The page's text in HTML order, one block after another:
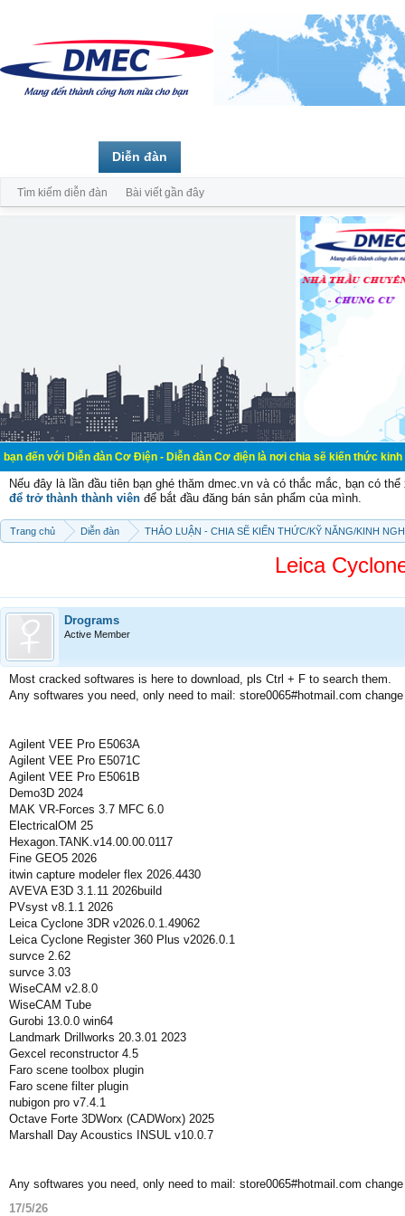
đàn Cơ Điện - Diễn đàn Cơ điện là nơi chia sẽ kiến thức kinh nghiệm
Nếu đây là lần đầu tiên bạn ghé thăm dmec.vn và có thắc mắc, bạn có
để trở thành thành viên để bắt đầu đăng bán sản phẩm của mình.
Trang chủ Diễn đàn THẢO LUẬN - CHIA SẼ KIẾN THỨC/KỸ NĂNG/KINH
Leica
Drograms
Active Member
Most cracked softwares is here to download, pls Ctrl + F to search them.
Any softwares you need, only need to mail: store0065#hotmail.com
Agilent VEE Pro E5063A
Agilent VEE Pro E5071C
Agilent VEE Pro E5061B
Demo3D 2024
MAK VR-Forces 3.7 MFC 6.0
ElectricalOM 25
Hexagon.TANK.v14.00.00.0117
Fine GEO5 2026
itwin capture modeler flex 2026.4430
AVEVA E3D 3.1.11 2026build
PVsyst v8.1.1 2026
Leica Cyclone 3DR v2026.0.1.49062
Leica Cyclone Register 360 Plus v2026.0.1
survce 2.62
survce 3.03
WiseCAM v2.8.0
WiseCAM Tube
Gurobi 13.0.0 win64
Landmark Drillworks 20.3.01 2023
Gexcel reconstructor 4.5
Faro scene toolbox plugin
Faro scene filter plugin
nubigon pro v7.4.1
Octave Forte 3DWorx (CADWorx) 2025
Marshall Day Acoustics INSUL v10.0.7
Any softwares you need, only need to mail: store0065#hotmail.com
17/5/26
Diễn đàn
Tìm kiếm diễn đàn Bài viết gần đây